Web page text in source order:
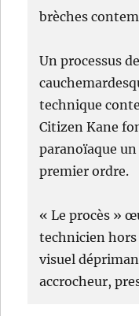
brèches
Un processus
technique
Citizen Kane
paranoïaque
premier ordre.
« Le procès »
technicien hors
visuel
accrocheur,